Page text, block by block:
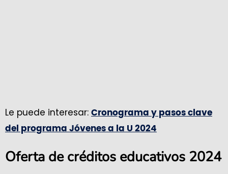
Le puede interesar: Cronograma y pasos clave
del programa Jóvenes a la U 2024
Oferta de créditos educativos 2024